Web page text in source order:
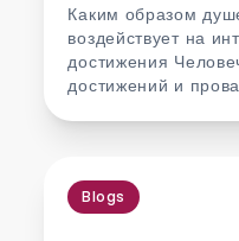
Каким образом
воздействует на
достижения
достижений и
Blogs